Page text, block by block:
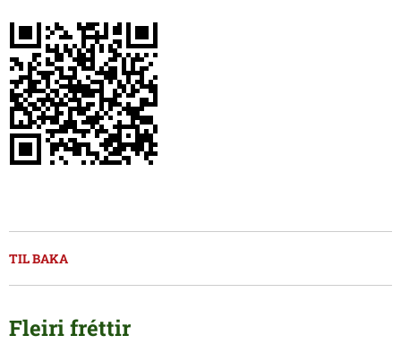
TIL BAKA
Fleiri fréttir